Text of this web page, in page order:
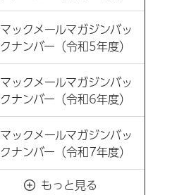
マックメールマガジンバッ
クナンバー（令和5年度）
マックメールマガジンバッ
クナンバー（令和6年度）
マックメールマガジンバッ
クナンバー（令和7年度）
もっと見る